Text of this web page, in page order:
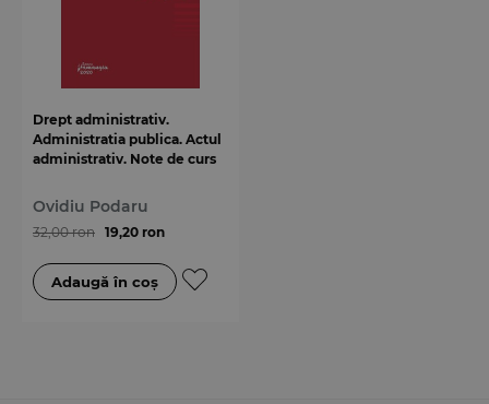
Drept administrativ.
Administratia publica. Actul
administrativ. Note de curs
Ovidiu Podaru
32,00 ron 19,20 ron